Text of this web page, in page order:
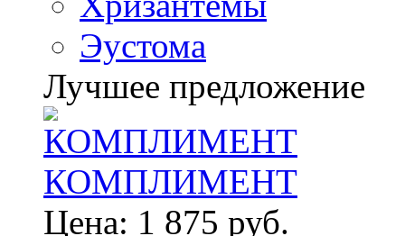
Эустома
Лучшее предложение
КОМПЛИМЕНТ
Цена: 1 875 руб.